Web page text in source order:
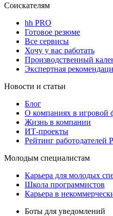
Соискателям
hh PRO
Готовое резюме
Все сервисы
Хочу у вас работать
Производственный
Экспертная
Новости и статьи
Блог
О компаниях в игровой
Жизнь в компании
ИТ-проекты
Рейтинг работодателей
Молодым специалистам
Карьера для молодых
Школа программистов
Карьера в
Боты для уведомлений